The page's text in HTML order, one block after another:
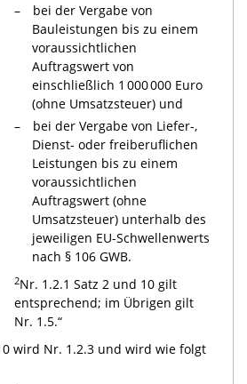
bei der Vergabe von
Bauleistungen bis zu einem
voraussichtlichen
Auftragswert von
einschließlich 1 000 000 Euro
(ohne Umsatzsteuer) und
bei der Vergabe von Liefer-,
Dienst- oder freiberuflichen
Leistungen bis zu einem
voraussichtlichen
Auftragswert (ohne
Umsatzsteuer) unterhalb des
jeweiligen EU-Schwellenwerts
nach § 106 GWB.
2Nr. 1.2.1 Satz 2 und 10 gilt
entsprechend; im Übrigen gilt
Nr. 1.5.“
wird Nr. 1.2.3 und wird wie folgt